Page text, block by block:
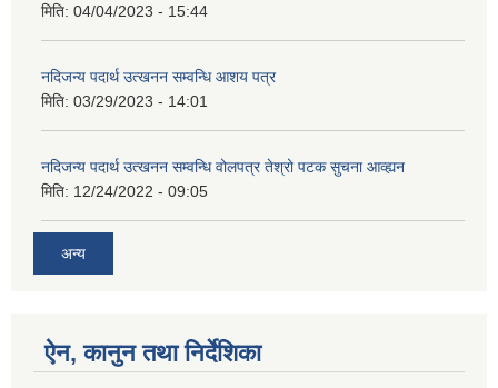
मिति: 04/04/2023 - 15:44
नदिजन्य पदार्थ उत्खनन सम्वन्धि आशय पत्र
मिति: 03/29/2023 - 14:01
नदिजन्य पदार्थ उत्खनन सम्वन्धि वोलपत्र तेश्रो पटक सुचना आव्ह्यन
मिति: 12/24/2022 - 09:05
अन्य
ऐन, कानुन तथा निर्देशिका